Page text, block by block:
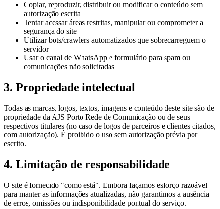
Copiar, reproduzir, distribuir ou modificar o conteúdo sem
autorização escrita
Tentar acessar áreas restritas, manipular ou comprometer a
segurança do site
Utilizar bots/crawlers automatizados que sobrecarreguem o
servidor
Usar o canal de WhatsApp e formulário para spam ou
comunicações não solicitadas
3. Propriedade intelectual
Todas as marcas, logos, textos, imagens e conteúdo deste site são de
propriedade da AJS Porto Rede de Comunicação ou de seus
respectivos titulares (no caso de logos de parceiros e clientes citados,
com autorização). É proibido o uso sem autorização prévia por
escrito.
4. Limitação de responsabilidade
O site é fornecido "como está". Embora façamos esforço razoável
para manter as informações atualizadas, não garantimos a ausência
de erros, omissões ou indisponibilidade pontual do serviço.